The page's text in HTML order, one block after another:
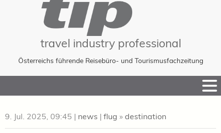
travel industry professional
Österreichs führende Reisebüro- und Tourismusfachzeitung
to
9. Jul. 2025, 09:45 | news | flug » destination